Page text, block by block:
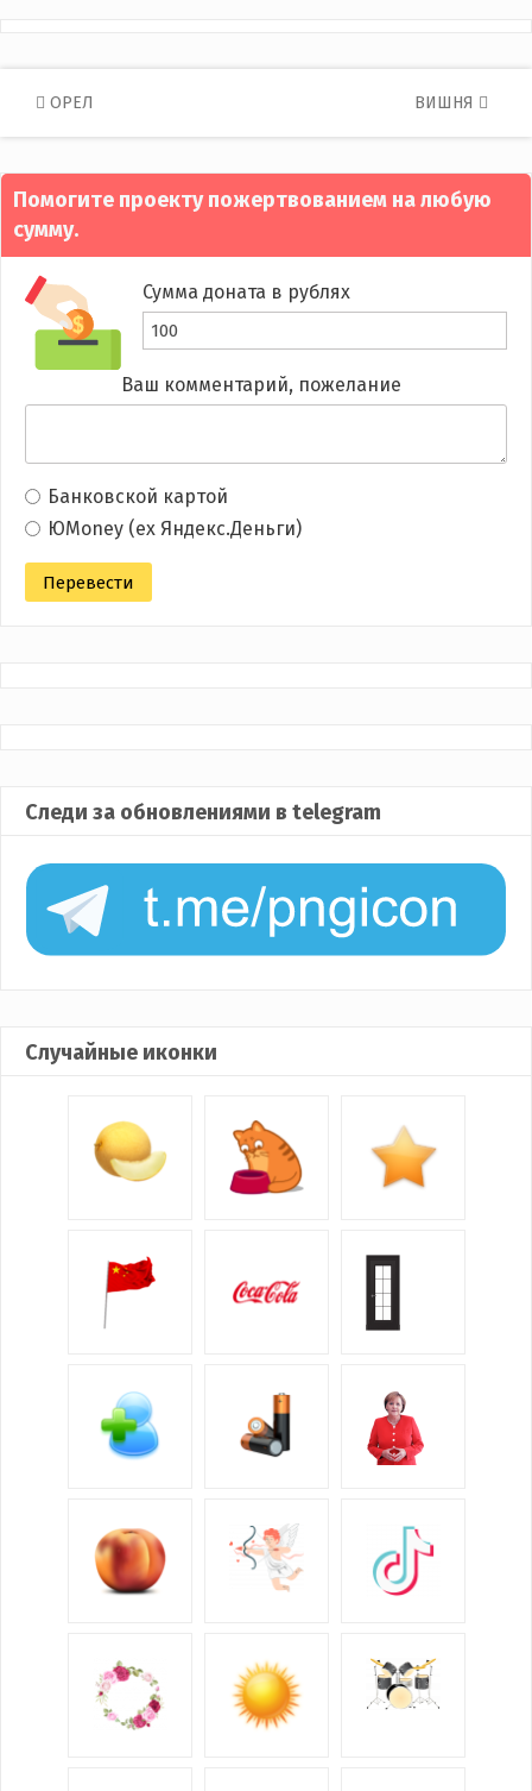
Post
navigation
ОРЕЛ ВИШНЯ
Помогите проекту пожертвованием на любую
сумму.
Сумма доната в рублях
Ваш комментарий, пожелание
Банковской картой
ЮMoney (ex Яндекс.Деньги)
Следи за обновлениями в telegram
Случайные иконки